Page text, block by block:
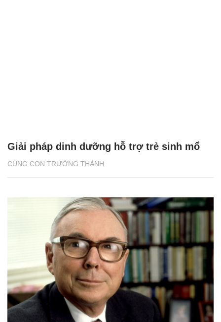
CÙNG CON TRƯỞNG THÀNH
Giải pháp dinh dưỡng hỗ trợ trẻ sinh mổ